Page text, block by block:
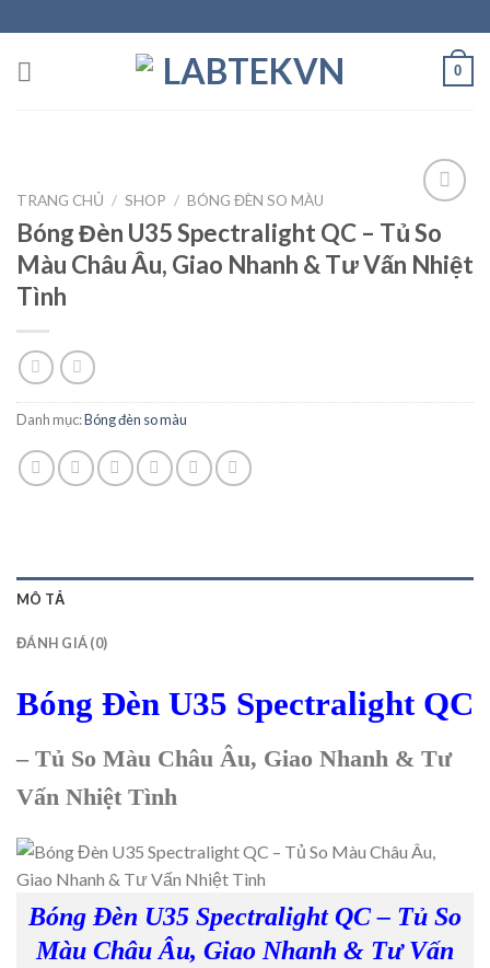
to
content
0
Add to
wishlist
TRANG CHỦ / SHOP / BÓNG ĐÈN SO MÀU
Bóng Đèn U35 Spectralight QC – Tủ So
Màu Châu Âu, Giao Nhanh & Tư Vấn Nhiệt
Tình
Danh mục:Bóng đèn so màu
MÔ TẢ
ĐÁNH GIÁ (0)
Bóng Đèn U35 Spectralight QC
– Tủ So Màu Châu Âu, Giao Nhanh & Tư
Vấn Nhiệt Tình
Bóng Đèn U35 Spectralight QC – Tủ So
Màu Châu Âu, Giao Nhanh & Tư Vấn